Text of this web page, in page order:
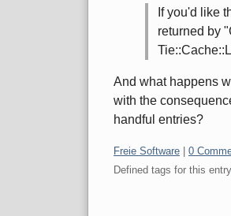
If you'd like
returned by
And what happens
with the
handful entries?
Categories:
Freie Software
0
Defined tags for this